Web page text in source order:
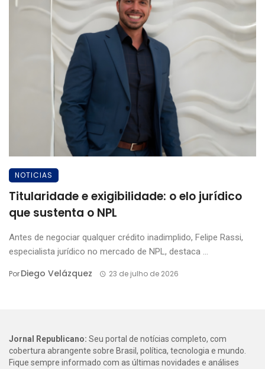
NOTICIAS
Titularidade e exigibilidade: o elo jurídico
que sustenta o NPL
Antes de negociar qualquer crédito inadimplido, Felipe Rassi,
especialista jurídico no mercado de NPL, destaca ...
PorDiego Velázquez 23 de julho de 2026
Jornal Republicano: Seu portal de notícias completo, com
cobertura abrangente sobre Brasil, política, tecnologia e mundo.
Fique sempre informado com as últimas novidades e análises